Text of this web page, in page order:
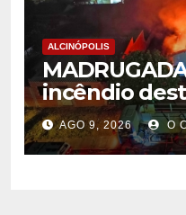
ALCINÓPOLIS
incêndio
emAGO 9, 2026 O